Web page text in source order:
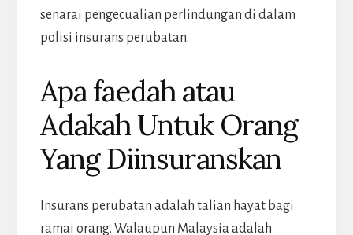
senarai pengecualian perlindungan di dalam
polisi insurans perubatan.
Apa faedah atau
Adakah Untuk Orang
Yang Diinsuranskan
Insurans perubatan adalah talian hayat bagi
ramai orang. Walaupun Malaysia adalah